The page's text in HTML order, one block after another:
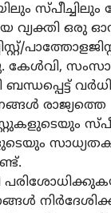
വ്യക്തി ഒരു
കേൾവി,
രാജ്യത്തെ